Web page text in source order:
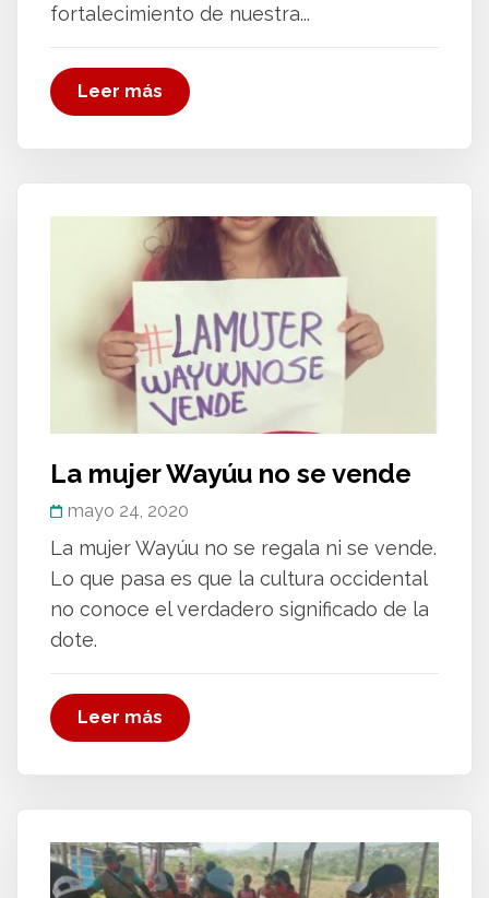
fortalecimiento de nuestra...
Leer más
La mujer Wayúu no se vende
mayo 24, 2020
La mujer Wayúu no se regala ni se vende.
Lo que pasa es que la cultura occidental
no conoce el verdadero significado de la
dote.
Leer más